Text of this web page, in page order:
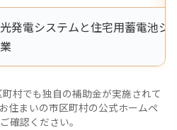
発電システムと住宅用蓄電池シ
村でも独自の補助金が実施されて
住まいの市区町村の公式ホームペ
確認ください。